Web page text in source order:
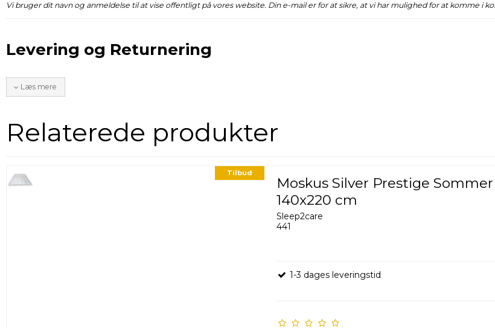
Vi bruger dit navn og anmeldelse til at vise offentligt på vores website. Din e-mail er for at sikre, at vi har mulighed for at komme i
Levering og Returnering
Læs mere
Relaterede produkter
Tilbud
Moskus Silver Prestige Sommer
140x220 cm
Sleep2care
441
1-3 dages leveringstid